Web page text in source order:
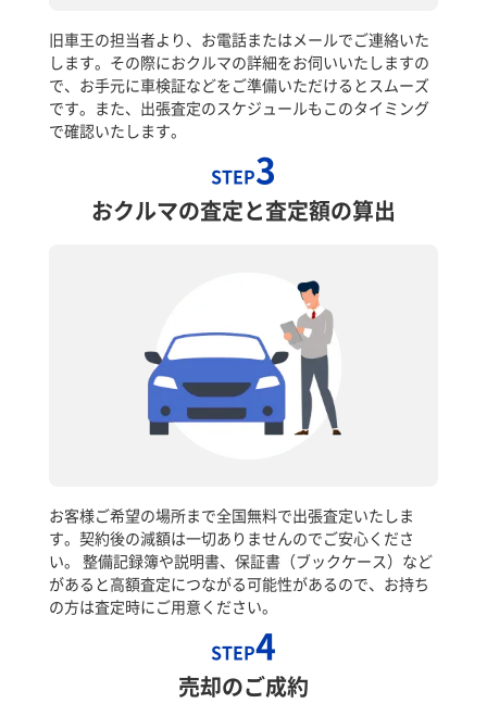
旧車王の担当者より、お電話またはメールでご連絡いた
します。その際におクルマの詳細をお伺いいたしますの
で、お手元に車検証などをご準備いただけるとスムーズ
です。また、出張査定のスケジュールもこのタイミング
で確認いたします。
STEP3
おクルマの査定と査定額の算出
お客様ご希望の場所まで全国無料で出張査定いたしま
す。契約後の減額は一切ありませんのでご安心くださ
い。 整備記録簿や説明書、保証書（ブックケース）など
があると高額査定につながる可能性があるので、お持ち
の方は査定時にご用意ください。
STEP4
売却のご成約